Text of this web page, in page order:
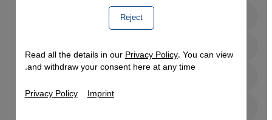
أتاتورك
أخبار العالم العربي
أفغانستان
أقلية الإيغور المسلمة في الصين
Reject
Read all the details in ourPrivacy Policy. You can view
and withdraw your consent here at any time.
Privacy Policy Imprint